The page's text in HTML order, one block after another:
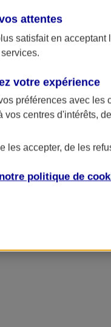
attentes
satisfait en acceptant
votre expérience
préférences avec les
vos centres d'intérêts,
les accepter, de les
politique de